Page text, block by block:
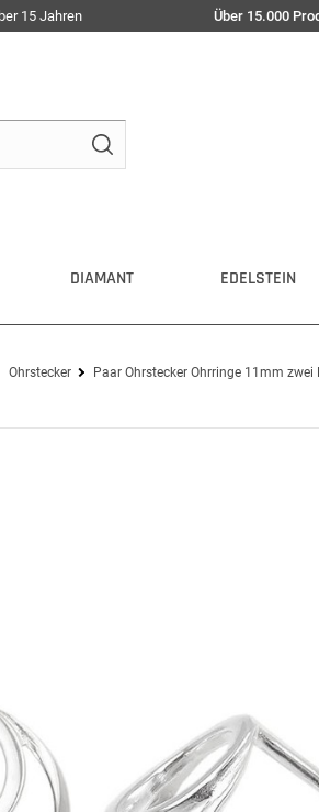
15 Jahren Über 15.000
DIAMANT EDELSTEIN
Ohrstecker Paar Ohrstecker Ohrringe 11mm